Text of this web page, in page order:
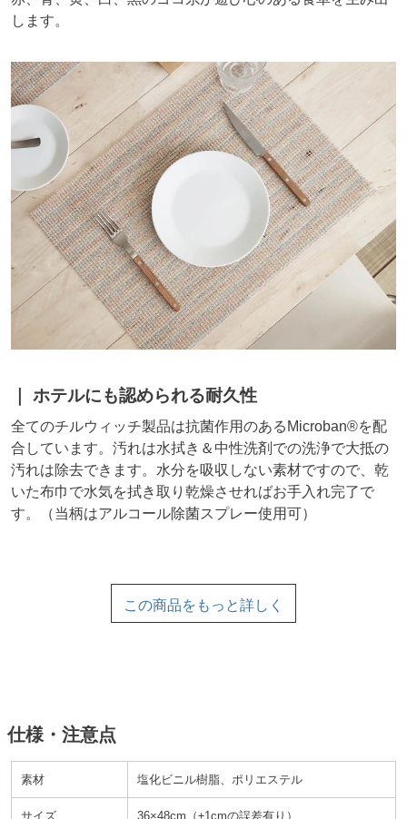
します。
ホテルにも認められる耐久性
全てのチルウィッチ製品は抗菌作用のあるMicroban®を配
合しています。汚れは水拭き＆中性洗剤での洗浄で大抵の
汚れは除去できます。水分を吸収しない素材ですので、乾
いた布巾で水気を拭き取り乾燥させればお手入れ完了で
す。
当柄はアルコール除菌スプレー使用可
この商品をもっと詳しく
仕様・注意点
素材 塩化ビニル樹脂、ポリエステル
サイズ 36×48cm ±1cmの誤差有り